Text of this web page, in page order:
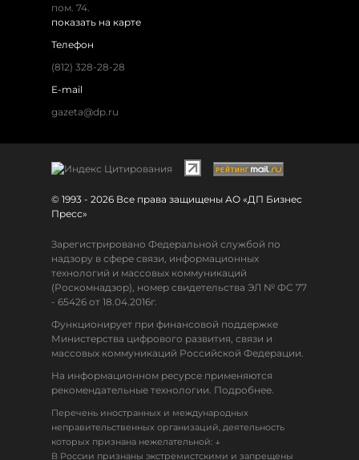
пом. 74.
показать на карте
Телефон
(812) 328-28-28
E-mail
gazeta@dp.ru
© 1993 - 2026 Все права защищены АО «ДП Бизнес
Пресс»
Зарегистрировано Федеральной службой по
надзору в сфере связи, информационных
технологий и массовых коммуникаций
(Роскомнадзор), номер свидетельства ЭЛ № ФС 77
- 65426 от 18.04.2016г.
Функционирует при финансовой поддержке
Министерства цифрового развития, связи и
массовых коммуникаций Российской Федерации.
На информационном ресурсе применяются
рекомендательные технологии. Подробнее.
Перечень иностранных и международных
неправительственных организаций, деятельность
которых признана нежелательной: ↓
В России признаны экстремистскими и запрещены